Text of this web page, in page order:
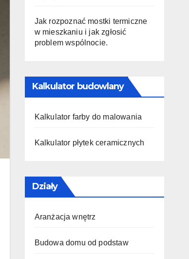
Jak rozpoznać mostki termiczne
w mieszkaniu i jak zgłosić
problem wspólnocie.
Kalkulator budowlany
Kalkulator farby do malowania
Kalkulator płytek ceramicznych
Działy
Aranżacja wnętrz
Budowa domu od podstaw